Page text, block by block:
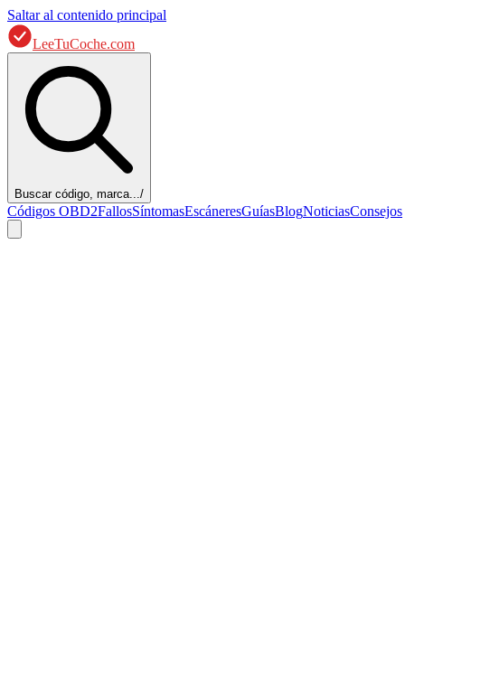
Saltar al contenido principal
LeeTuCoche.com
Buscar código, marca.../
Códigos OBD2FallosSíntomasEscáneresGuíasBlogNoticiasConsejos